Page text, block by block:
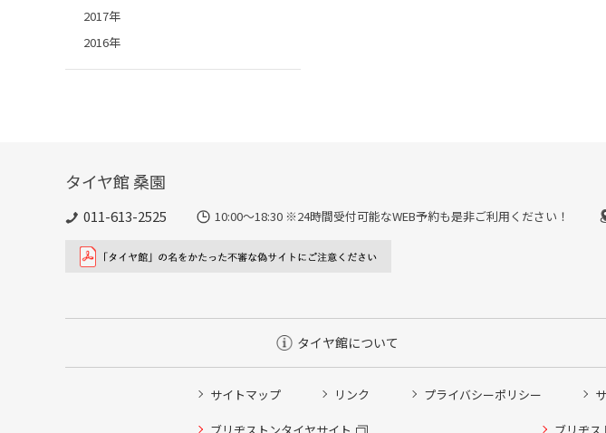
2017年
2016年
タイヤ館 桑園
011-613-2525 10:00～18:30 ※24時間受付可能なWEB予約も是非ご利用ください！
タイヤ館について
サイトマップ リンク プライバシーポリシー
ブリヂストンタイヤサイト ブリヂス
タイヤ点検・安全点検/タイヤ履き替え/オイル交換/その他ピット作業の予約